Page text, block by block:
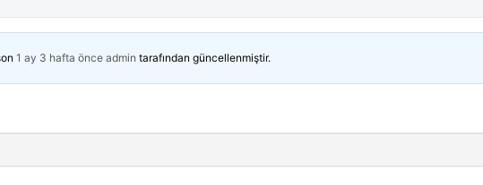
1 ay 3 hafta önce admin tarafından güncellenmiştir.